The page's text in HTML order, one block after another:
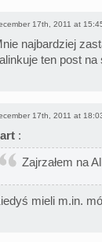
17th, 2011 at
najbardziej
ten post
17th, 2011 at
:
Zajrzałem na
mieli m.in.